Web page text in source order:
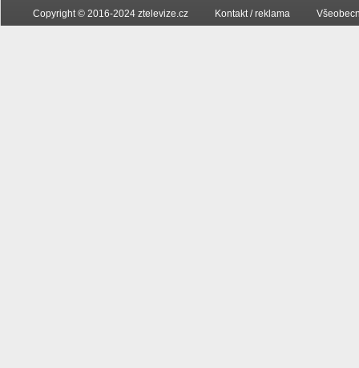
Copyright © 2016-2024 ztelevize.cz Kontakt / reklama